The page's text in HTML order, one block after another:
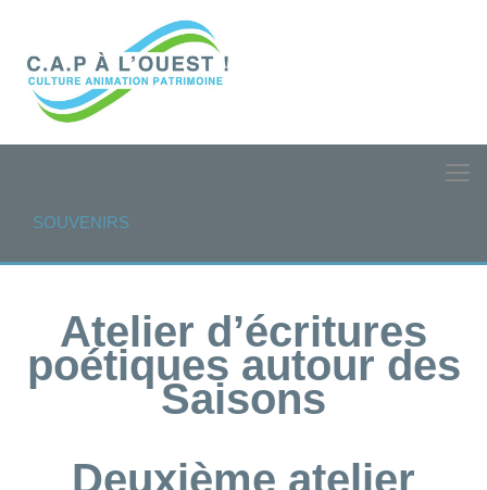
SOUVENIRS
Atelier d’écritures
poétiques autour des
Saisons
Deuxième atelier